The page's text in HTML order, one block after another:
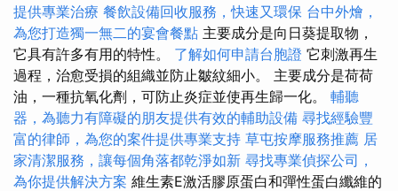
提供專業治療 餐飲設備回收服務，快速又環保 台中外燴，
為您打造獨一無二的宴會餐點 主要成分是向日葵提取物，
它具有許多有用的特性。 了解如何申請台胞證 它刺激再生
過程，治愈受損的組織並防止皺紋細小。 主要成分是荷荷
油，一種抗氧化劑，可防止炎症並使再生歸一化。 輔聽
器，為聽力有障礙的朋友提供有效的輔助設備 尋找經驗豐
富的律師，為您的案件提供專業支持 草屯按摩服務推薦 居
家清潔服務，讓每個角落都乾淨如新 尋找專業偵探公司，
為你提供解決方案 維生素E激活膠原蛋白和彈性蛋白纖維的